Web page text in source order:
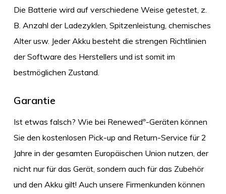
Die Batterie wird auf verschiedene Weise getestet, z.
B. Anzahl der Ladezyklen, Spitzenleistung, chemisches
Alter usw. Jeder Akku besteht die strengen Richtlinien
der Software des Herstellers und ist somit im
bestmöglichen Zustand.
Garantie
Ist etwas falsch? Wie bei Renewed®-Geräten können
Sie den kostenlosen Pick-up and Return-Service für 2
Jahre in der gesamten Europäischen Union nutzen, der
nicht nur für das Gerät, sondern auch für das Zubehör
und den Akku gilt! Auch unsere Firmenkunden können